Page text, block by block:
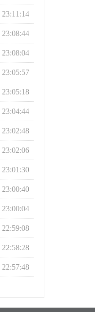
23:11:14
23:08:44
23:08:04
23:05:57
23:05:18
23:04:44
23:02:48
23:02:06
23:01:30
23:00:40
23:00:04
22:59:08
22:58:28
22:57:48